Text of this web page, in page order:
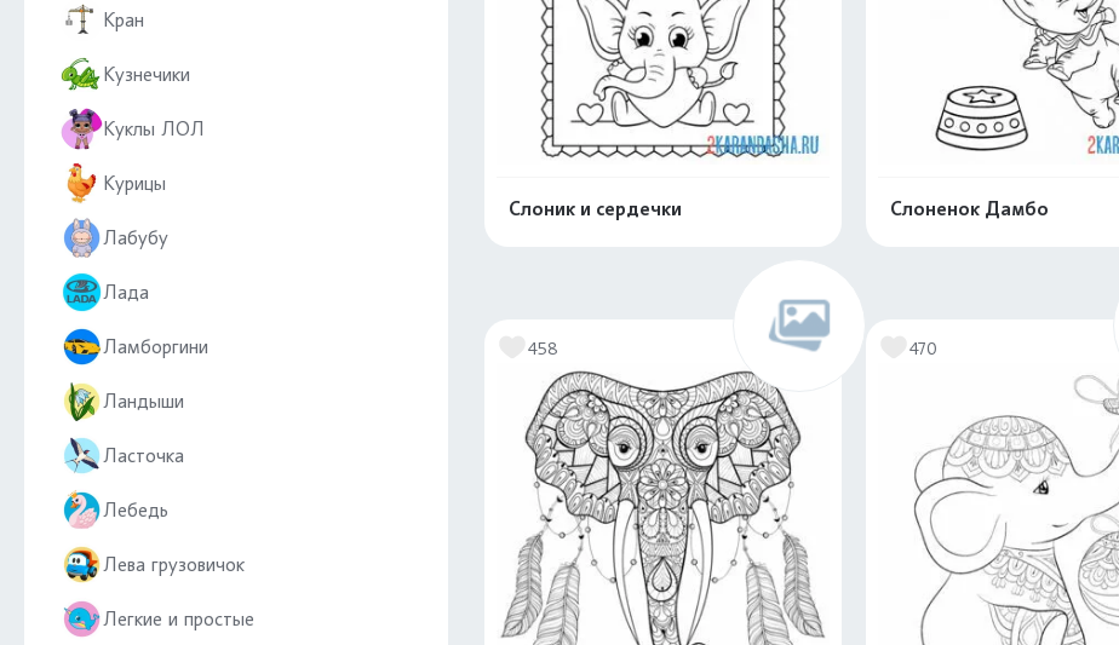
Кран
Кузнечики
Куклы ЛОЛ
Курицы
Лабубу
Лада
Ламборгини
Ландыши
Ласточка
Лебедь
Лева грузовичок
Легкие и простые
Слоник и сердечки Слоненок Дамбо
458 470